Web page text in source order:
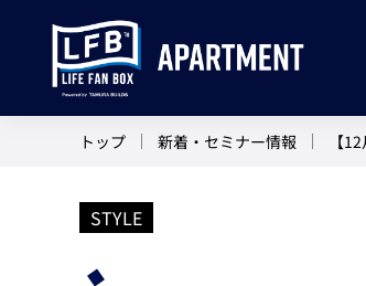
トップ 新着・セミナー情報 【
STYLE